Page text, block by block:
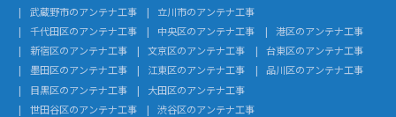
武蔵野市のアンテナ工事
立川市のアンテナ工事
千代田区のアンテナ工事
中央区のアンテナ工事
港区のアンテナ工事
新宿区のアンテナ工事
文京区のアンテナ工事
台東区のアンテナ工事
墨田区のアンテナ工事
江東区のアンテナ工事
品川区のアンテナ工事
目黒区のアンテナ工事
大田区のアンテナ工事
世田谷区のアンテナ工事
渋谷区のアンテナ工事